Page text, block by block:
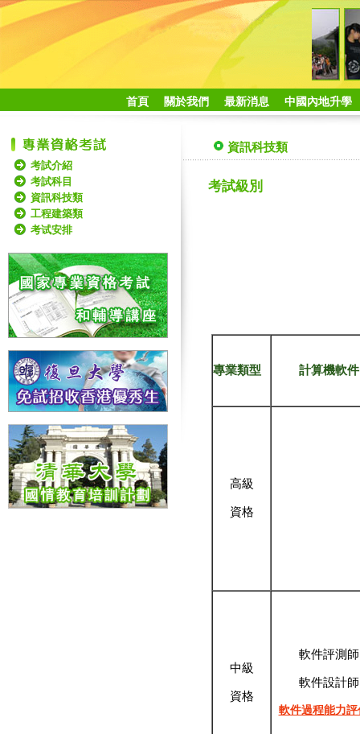
首頁 關於我們 最新消息 中國內地升學
考試介紹
考試科目
資訊科技類
工程建築類
考试安排
資訊科技類
考試級別
專業類型 計算機軟件
高級
資格
中級
資格
軟件評測師
軟件設計師
軟件過程能力評